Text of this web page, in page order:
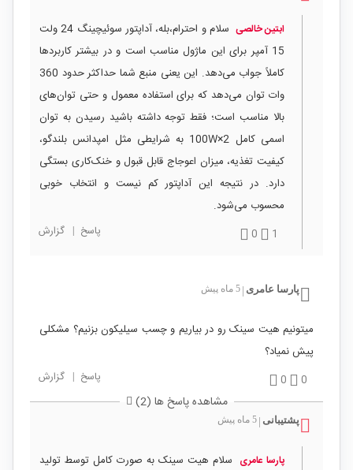
ابتین خالصی
سلام و احترام،بله، آداپتور سوئیچینگ 24 ولت
15 آمپر برای این ماژول مناسب است و در بیشتر کاربردها
کاملاً جواب می‌دهد. این یعنی منبع شما حداکثر حدود 360
وات توان می‌دهد که برای استفاده معمول و حتی توان‌های
بالا مناسب است؛ فقط توجه داشته باشید رسیدن به توان
اسمی کامل 2×100W به شرایطی مثل امپدانس بلندگو،
کیفیت تغذیه، میزان اعوجاج قابل قبول و خنک‌کاری بستگی
دارد. در نتیجه این آداپتور کم نیست و انتخاب خوبی
محسوب می‌شود.
1
0 پاسخ | گزارش
پارسا عامری 5 ماه پیش
میتونیم هیت سینک رو در بیاریم و چسب سیلیکون بزنیم؟ مشکلی
پیش نمیاد؟
0
0 پاسخ | گزارش
مشاهده پاسخ ها (2)
پشتیبانی 5 ماه پیش
پارسا عامری سلام هیت سینک به صورت کامل توسط تولید